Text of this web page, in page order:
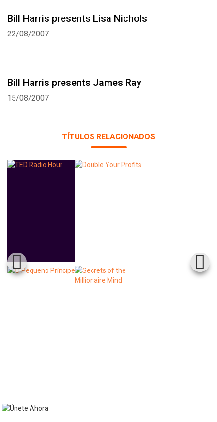
Bill Harris presents Lisa Nichols
22/08/2007
Bill Harris presents James Ray
15/08/2007
TÍTULOS RELACIONADOS